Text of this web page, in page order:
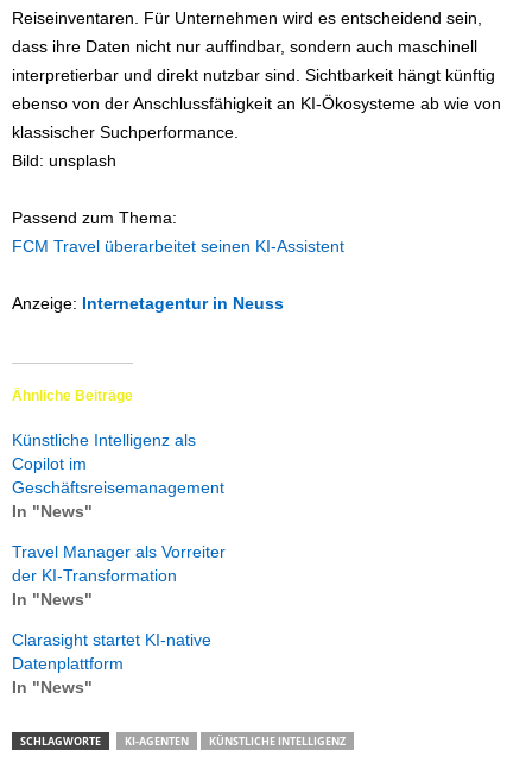
Reiseinventaren. Für Unternehmen wird es entscheidend sein,
dass ihre Daten nicht nur auffindbar, sondern auch maschinell
interpretierbar und direkt nutzbar sind. Sichtbarkeit hängt künftig
ebenso von der Anschlussfähigkeit an KI-Ökosysteme ab wie von
klassischer Suchperformance.
Bild: unsplash
Passend zum Thema:
FCM Travel überarbeitet seinen KI-Assistent
Anzeige: Internetagentur in Neuss
Ähnliche Beiträge
Künstliche Intelligenz als
Copilot im
Geschäftsreisemanagement
In "News"
Travel Manager als Vorreiter
der KI-Transformation
In "News"
Clarasight startet KI-native
Datenplattform
In "News"
SCHLAGWORTE KI-AGENTEN KÜNSTLICHE INTELLIGENZ